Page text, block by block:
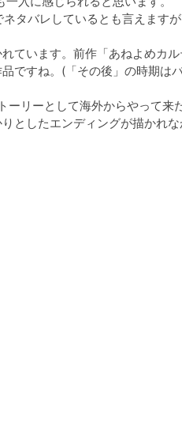
タバレしているとも言えます
ています。前作「あねよめカ
ですね。(「その後」の時期は
ーリーとして海外からやって来
としたエンディングが描かれ